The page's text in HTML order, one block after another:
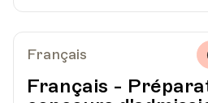
Français
Français -